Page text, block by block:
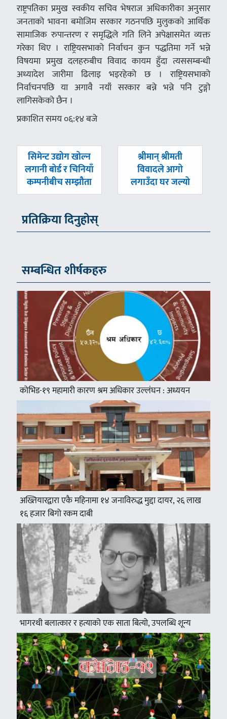
राष्ट्रपतिका प्रमुख स्वकीय सचिव भेषराज अधिकारीका अनुसार
जनताको भावना बमोजिम सरकार गठनपछि मुलुकको आर्थिक
सामाजिक रुपान्तरण र समृद्धिले गति लिने अपेक्षासमेत व्यक्त
गरेका थिए । राष्ट्रियसभाको निर्वाचन कुन पद्धतिमा गर्ने भन्ने
विषयमा प्रमुख दलहरुबीच विवाद कायम हुँदा त्यससम्बन्धी
अध्यादेश जारीमा ढिलाइ भइरहेको छ । राष्ट्रियसभाको
निर्वाचनपछि या अगावै नयाँ सरकार बन्ने भन्ने पनि टुङ्गो
लागिसकेको छैन ।
प्रकाशित समय ०६:१४ बजे
पछिल्लाे
-
सिमेन्ट उद्योग खोल्न
लगानी बोर्ड र चिनियाँ
कम्पनीबीच सम्झौता
अघिल्लाे
-
श्रीमान् श्रीमती
विवादले आगो
लगाउँदा घर जल्यो
प्रतिक्रिया दिनुहोस्
सम्बन्धित शीर्षकहरु
कोभिड-१९ महामारी कारण श्रम अधिकार उल्लंघन : अध्ययन
अख्तियारद्वारा एकै महिनामा १४ जनाविरुद्ध मुद्दा दायर, २६ लाख
१६ हजार बिगो रकम दाबी
भागरथी बलात्कार र हत्याको एक साता बित्यो, उपलब्धि शून्य